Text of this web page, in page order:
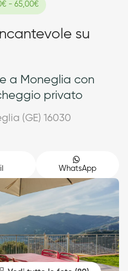
- 65,00€
su
a Moneglia con
privato
(GE) 16030
WhatsApp